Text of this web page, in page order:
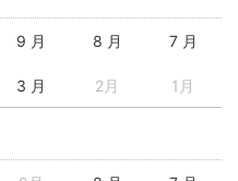
9 月 8 月 7 月
3 月 2月 1月